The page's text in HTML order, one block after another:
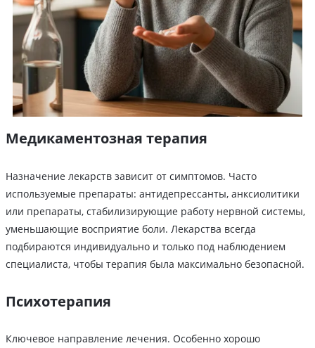
Медикаментозная терапия
Назначение лекарств зависит от симптомов. Часто
используемые препараты: антидепрессанты, анксиолитики
или препараты, стабилизирующие работу нервной системы,
уменьшающие восприятие боли. Лекарства всегда
подбираются индивидуально и только под наблюдением
специалиста, чтобы терапия была максимально безопасной.
Психотерапия
Ключевое направление лечения. Особенно хорошо